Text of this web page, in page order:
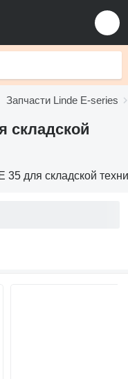
Запчасти Linde E-series
складской
35 для складской